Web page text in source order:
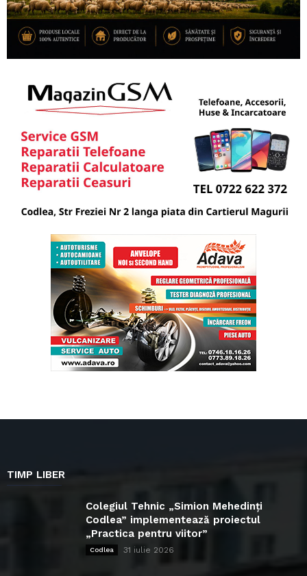
TIMP LIBER
Colegiul Tehnic „Simion Mehedinți
Codlea” implementează proiectul
„Practica pentru viitor”
Codlea 31 iulie 2026